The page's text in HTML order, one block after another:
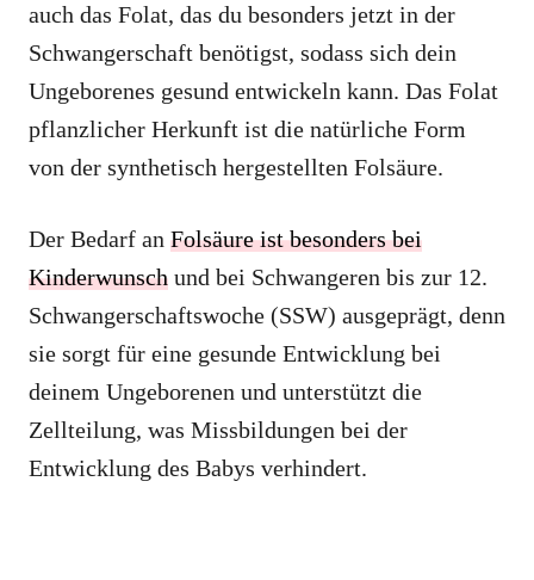
auch das Folat, das du besonders jetzt in der
Schwangerschaft benötigst, sodass sich dein
Ungeborenes gesund entwickeln kann. Das Folat
pflanzlicher Herkunft ist die natürliche Form
von der synthetisch hergestellten Folsäure.
Der Bedarf an Folsäure ist besonders bei
Kinderwunsch und bei Schwangeren bis zur 12.
Schwangerschaftswoche (SSW) ausgeprägt, denn
sie sorgt für eine gesunde Entwicklung bei
deinem Ungeborenen und unterstützt die
Zellteilung, was Missbildungen bei der
Entwicklung des Babys verhindert.